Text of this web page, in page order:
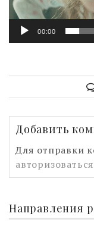
00:00
Добавить
Для отправки
авторизоваться
Направления